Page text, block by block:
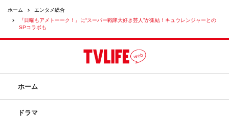
ホーム
エンタメ総合
『日曜もアメトーーク！』に“スーパー戦隊大好き芸人”が集結！キュウレンジャーとの
SPコラボも
ホーム
ドラマ